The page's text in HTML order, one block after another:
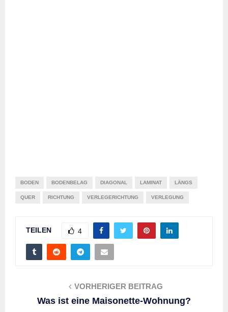
BODEN BODENBELAG DIAGONAL LAMINAT LÄNGS
QUER RICHTUNG VERLEGERICHTUNG VERLEGUNG
TEILEN 4
VORHERIGER BEITRAG
Was ist eine Maisonette-Wohnung?